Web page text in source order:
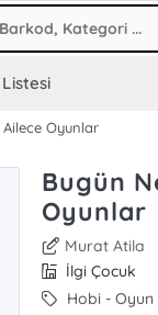
Oyunlar
Bugün
Oyunlar
Murat Atila
İlgi Çocuk
Hobi - Oyun